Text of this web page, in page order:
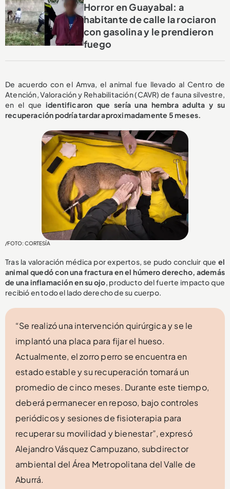
Horror en Guayabal: a
habitante de calle la rociaron
con gasolina y le prendieron
fuego
De acuerdo con el Amva, el animal fue llevado al Centro de
Atención, Valoración y Rehabilitación (CAVR) de fauna silvestre,
en el que identificaron que sería una hembra adulta y su
recuperación podría tardar aproximadamente 5 meses.
/FOTO: CORTESÍA
Tras la valoración médica por expertos, se pudo concluir que el
animal quedó con una fractura en el húmero derecho, además
de una inflamación en su ojo, producto del fuerte impacto que
recibió en todo el lado derecho de su cuerpo.
“Se realizó una intervención quirúrgica y se le
implantó una placa para fijar el hueso.
Actualmente, el zorro perro se encuentra en
estado estable y su recuperación tomará un
promedio de cinco meses. Durante este tiempo,
deberá permanecer en reposo, bajo controles
periódicos y sesiones de fisioterapia para
recuperar su movilidad y bienestar”, expresó
Alejandro Vásquez Campuzano, subdirector
ambiental del Área Metropolitana del Valle de
Aburrá.